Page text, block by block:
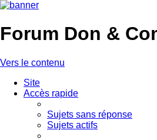
Forum Don &
Vers le contenu
Site
Accès rapide
Sujets sans réponse
Sujets actifs